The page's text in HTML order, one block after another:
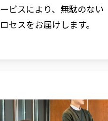
ビスにより、無駄のない
セスをお届けします。